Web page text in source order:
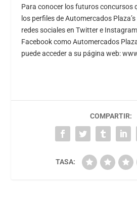
Para conocer los futuros concursos
los perfiles de Automercados
redes sociales en Twitter e
Facebook como Automercados
puede acceder a su página web:
COMPARTIR:
TASA: